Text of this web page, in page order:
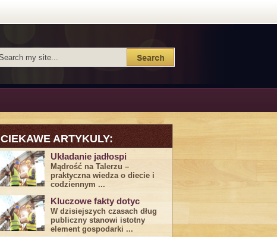
CIEKAWE ARTYKULY:
Układanie jadłospi
Mądrość na Talerzu –
praktyczna wiedza o diecie i
codziennym ...
Kluczowe fakty dotyc
W dzisiejszych czasach dług
publiczny stanowi istotny
element gospodarki ...